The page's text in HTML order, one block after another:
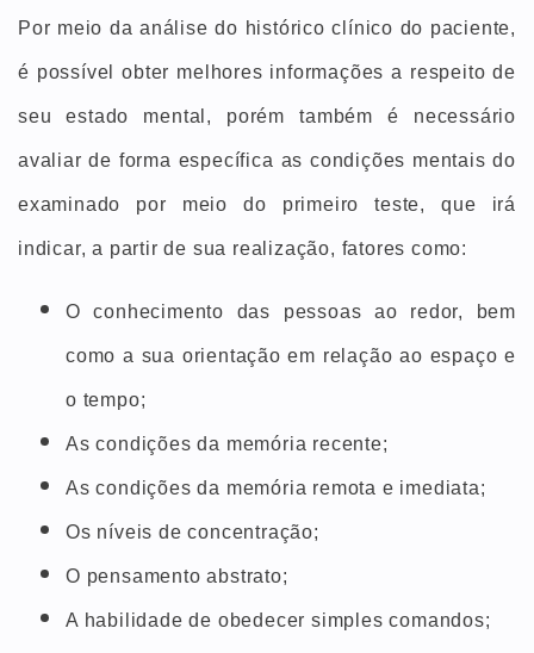
Por meio da análise do histórico clínico do paciente,
é possível obter melhores informações a respeito de
seu estado mental, porém também é necessário
avaliar de forma específica as condições mentais do
examinado por meio do primeiro teste, que irá
indicar, a partir de sua realização, fatores como:
O conhecimento das pessoas ao redor, bem
como a sua orientação em relação ao espaço e
o tempo;
As condições da memória recente;
As condições da memória remota e imediata;
Os níveis de concentração;
O pensamento abstrato;
A habilidade de obedecer simples comandos;